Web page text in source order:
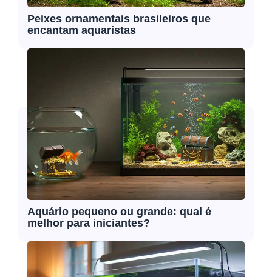
Peixes ornamentais brasileiros que
encantam aquaristas
Aquário pequeno ou grande: qual é
melhor para iniciantes?